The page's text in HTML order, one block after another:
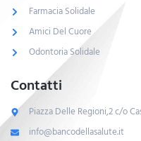
Farmacia Solidale
Amici Del Cuore
Odontoria Solidale
Contatti
Piazza Delle Regioni,2 c/o
info@bancodellasalute.it